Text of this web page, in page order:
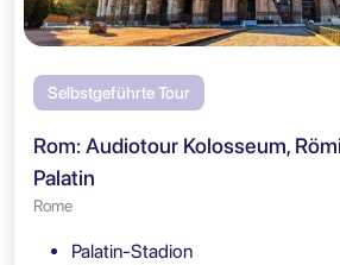
Selbstgeführte Tour
Rom: Audiotour Kolosseum,
Palatin
Rome
Palatin-Stadion